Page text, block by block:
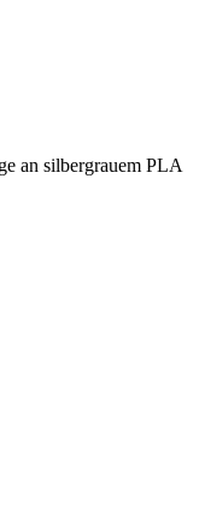
an silbergrauem PLA